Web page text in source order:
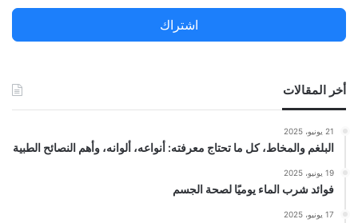
ن
اشتراك
أخر المقالات
21 يونيو، 2025
البلغم والمخاط، كل ما تحتاج معرفته: أنواعه، ألوانه، وأهم النصائح الطبية
19 يونيو، 2025
فوائد شرب الماء يوميًا لصحة الجسم
17 يونيو، 2025